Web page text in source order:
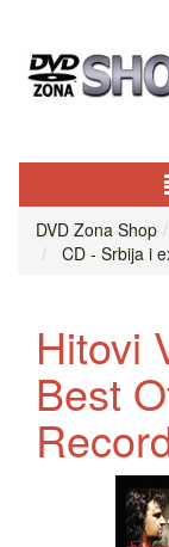
DVD Zona Shop
CD - Srbija i
Hitovi
Best